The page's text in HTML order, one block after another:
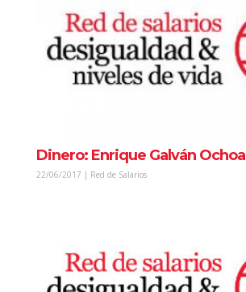
Dinero: Enrique Galván Ochoa
22/06/2017 | Red de Salarios